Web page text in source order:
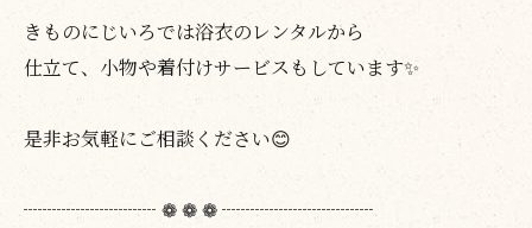
きものにじいろでは浴衣のレンタルから
仕立て、小物や着付けサービスもしています✨
是非お気軽にご相談ください😊
┈┈┈┈┈┈┈ ❁ ❁ ❁ ┈┈┈┈┈┈┈┈